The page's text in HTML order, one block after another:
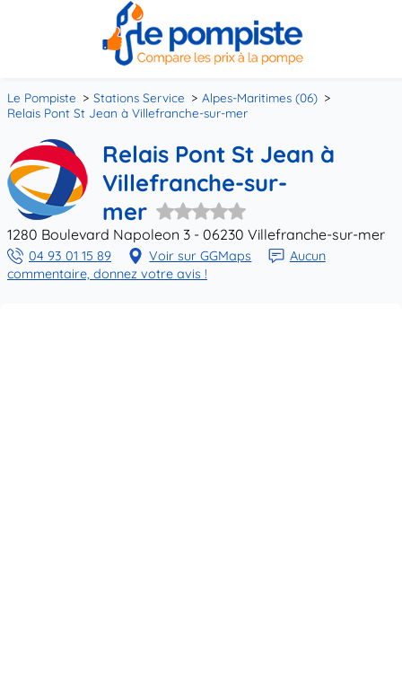
Le Pompiste Stations Service
Alpes-Maritimes (06)
Relais Pont St Jean à Villefranche-sur-mer
Relais Pont St Jean à
Villefranche-sur-
mer
1280 Boulevard Napoleon 3 - 06230 Villefranche-sur-mer
04 93 01 15 89 Voir sur GGMaps
Aucun
commentaire, donnez votre avis !